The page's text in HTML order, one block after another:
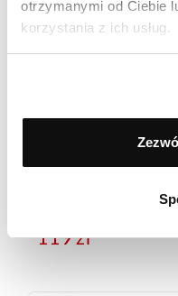
otrzymanymi od Ciebie
korzystania z ich usług.
119zł